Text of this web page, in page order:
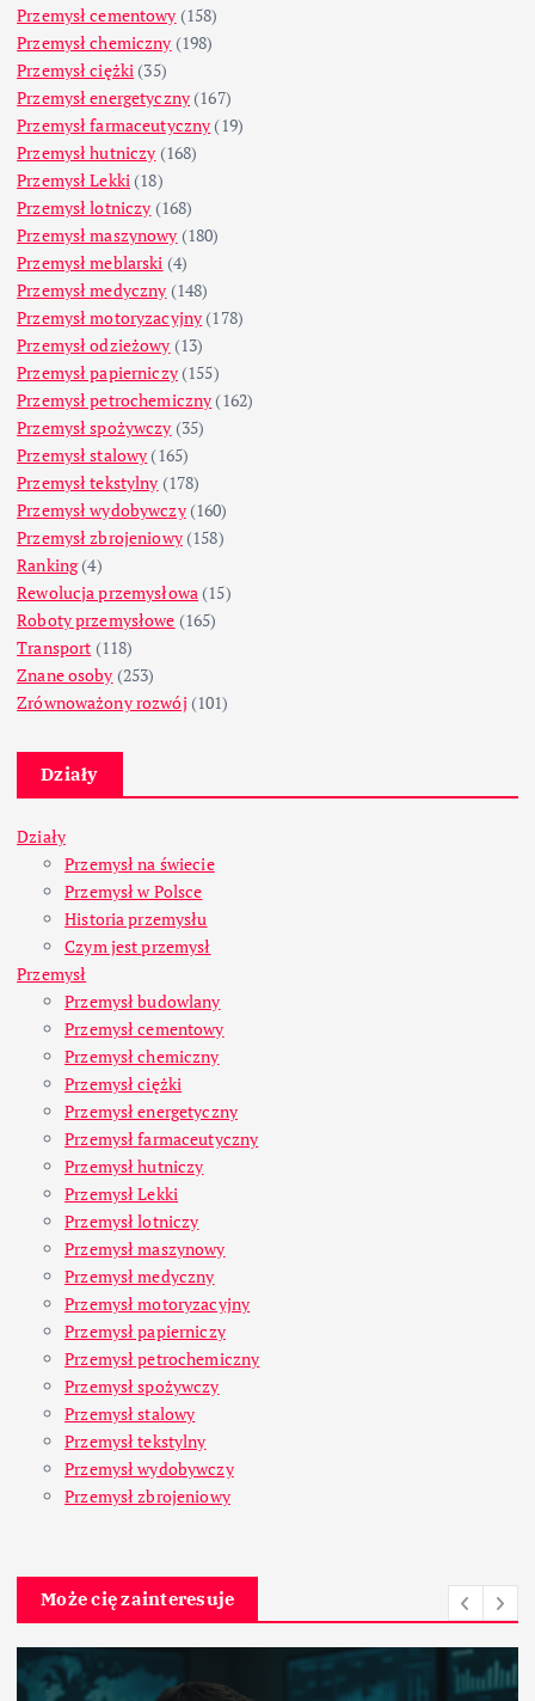
Przemysł cementowy (158)
Przemysł chemiczny (198)
Przemysł ciężki (35)
Przemysł energetyczny (167)
Przemysł farmaceutyczny (19)
Przemysł hutniczy (168)
Przemysł Lekki (18)
Przemysł lotniczy (168)
Przemysł maszynowy (180)
Przemysł meblarski (4)
Przemysł medyczny (148)
Przemysł motoryzacyjny (178)
Przemysł odzieżowy (13)
Przemysł papierniczy(155)
Przemysł petrochemiczny (162)
Przemysł spożywczy (35)
Przemysł stalowy (165)
Przemysł tekstylny (178)
Przemysł wydobywczy(160)
Przemysł zbrojeniowy(158)
Ranking(4)
Rewolucja przemysłowa (15)
Roboty przemysłowe (165)
Transport (118)
Znane osoby (253)
Zrównoważony rozwój (101)
Działy
Działy
Przemysł na świecie
Przemysł w Polsce
Historia przemysłu
Czym jest przemysł
Przemysł
Przemysł budowlany
Przemysł cementowy
Przemysł chemiczny
Przemysł ciężki
Przemysł energetyczny
Przemysł farmaceutyczny
Przemysł hutniczy
Przemysł Lekki
Przemysł lotniczy
Przemysł maszynowy
Przemysł medyczny
Przemysł motoryzacyjny
Przemysł papierniczy
Przemysł petrochemiczny
Przemysł spożywczy
Przemysł stalowy
Przemysł tekstylny
Przemysł wydobywczy
Przemysł zbrojeniowy
Może cię zainteresuje